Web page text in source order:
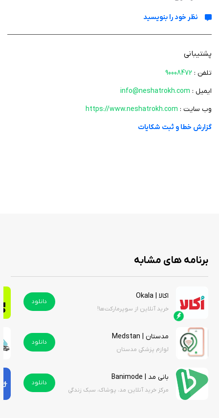
نظر خود را بنویسید
پشتیبانی
تلفن : 90008472
ایمیل : info@neshatrokh.com
وب سایت : https://www.neshatrokh.com
گزارش خطا و ثبت شکایات
برنامه های مشابه
اکالا | Okala
خرید آنلاین از سوپرمارکت‌ها!
دانلود
مدستان | Medstan
لوازم پزشکی مدستان
دانلود
بانی مد | Banimode
مرکز خرید آنلاین مد، پوشاک، سبک زندگی
دانلود